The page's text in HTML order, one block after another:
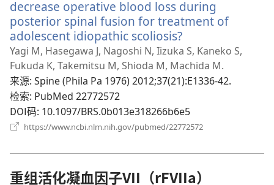
口）
decrease operative blood loss during
posterior spinal fusion for treatment of
adolescent idiopathic scoliosis?
开
新
窗
Yagi M, Hasegawa J, Nagoshi N, Iizuka S, Kaneko S,
Fukuda K, Takemitsu M, Shioda M, Machida M.
来源‎: Spine (Phila Pa 1976) 2012;37(21):E1336-42.
检索‎: PubMed 22772572
DOI码‎: 10.1097/BRS.0b013e318266b6e5
https://www.ncbi.nlm.nih.gov/pubmed/22772572
重组活化凝血因子VII（rFVIIa）